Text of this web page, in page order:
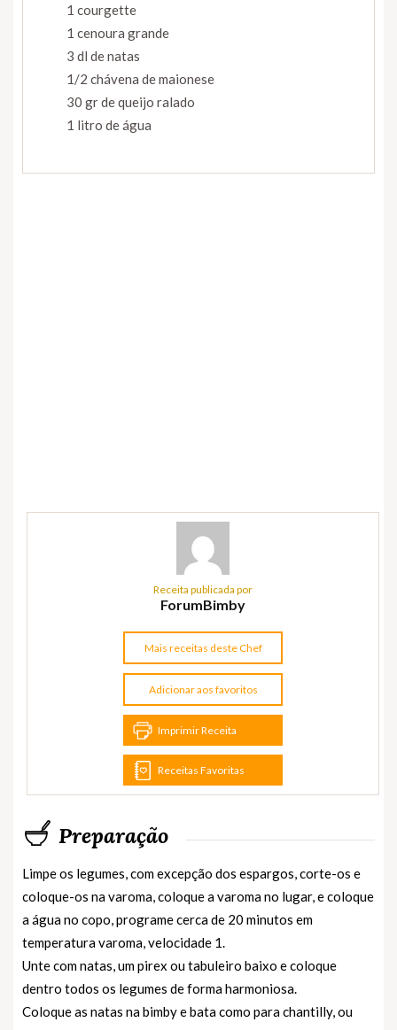
1 courgette
1 cenoura grande
3 dl de natas
1/2 chávena de maionese
30 gr de queijo ralado
1 litro de água
Receita publicada por
ForumBimby
Mais receitas deste Chef
Adicionar aos favoritos
Imprimir Receita
Receitas Favoritas
Preparação
Limpe os legumes, com excepção dos espargos, corte-os e
coloque-os na varoma, coloque a varoma no lugar, e coloque
a água no copo, programe cerca de 20 minutos em
temperatura varoma, velocidade 1.
Unte com natas, um pirex ou tabuleiro baixo e coloque
dentro todos os legumes de forma harmoniosa.
Coloque as natas na bimby e bata como para chantilly, ou